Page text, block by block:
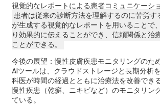
視覚的なレポートによる患者コミュニケーシ
患者は従来の診断方法を理解するのに苦労す
が生成する視覚的なレポートを用いることで
り効果的に伝えることができ、信頼関係と治
ことができる。
今後の展望：慢性皮膚疾患モニタリングのた
AIツールは、クラウドストレージと長期分析
科医が時間の経過とともに治療法を改善でき
慢性疾患（乾癬、ニキビなど）のモニタリン
ている。